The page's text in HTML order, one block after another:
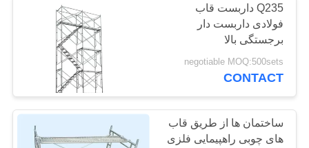
سیستم قالب
ساختمانی
14
Q235 داربست قاب
فولادی داربست دار
برجستگی بالا
negotiable MOQ:500sets
CONTACT
ساختمان ها از طریق قاب
های چوبی راهپیمایی فلزی